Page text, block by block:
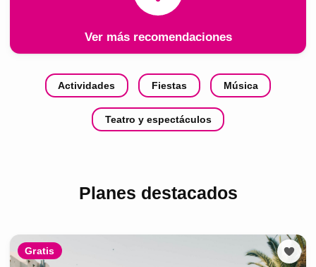
Ver más recomendaciones
Actividades Fiestas Música
Teatro y espectáculos
Planes destacados
Gratis